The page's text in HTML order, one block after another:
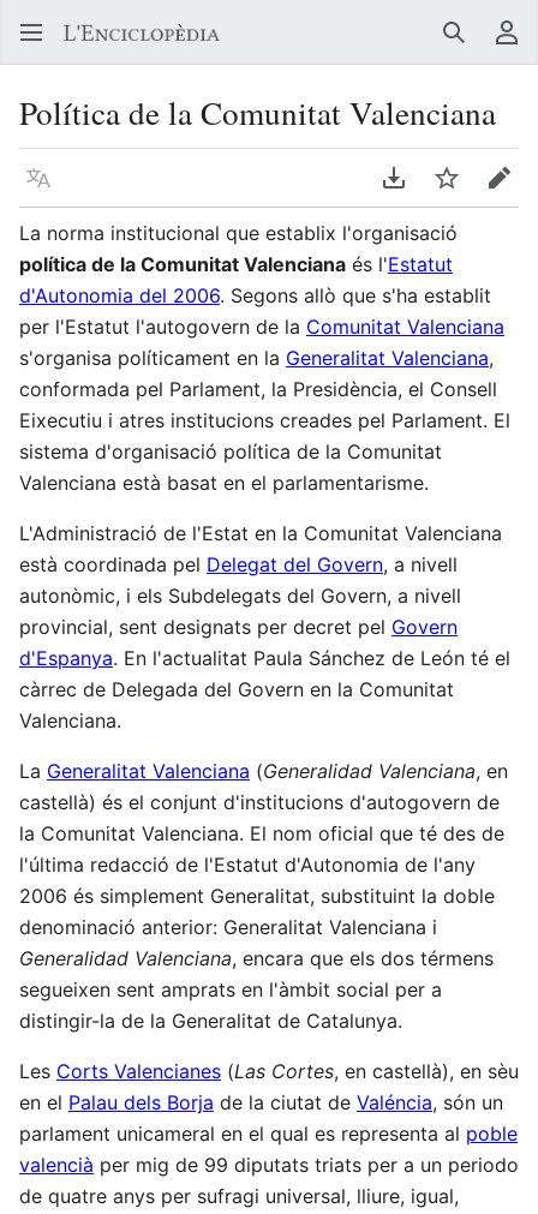
Buscar
Política de la Comunitat Valenciana
Llegir en un atre idioma Descarregar en
Vigilar
La norma institucional que establix l'organisació
política de la Comunitat Valenciana és l'Estatut
d'Autonomia del 2006. Segons allò que s'ha establit
per l'Estatut l'autogovern de la Comunitat Valenciana
s'organisa políticament en la Generalitat Valenciana,
conformada pel Parlament, la Presidència, el Consell
Eixecutiu i atres institucions creades pel Parlament. El
sistema d'organisació política de la Comunitat
Valenciana està basat en el parlamentarisme.
L'Administració de l'Estat en la Comunitat Valenciana
està coordinada pel Delegat del Govern, a nivell
autonòmic, i els Subdelegats del Govern, a nivell
provincial, sent designats per decret pel Govern
d'Espanya. En l'actualitat Paula Sánchez de León té el
càrrec de Delegada del Govern en la Comunitat
Valenciana.
La Generalitat Valenciana (Generalidad Valenciana, en
castellà) és el conjunt d'institucions d'autogovern de
la Comunitat Valenciana. El nom oficial que té des de
l'última redacció de l'Estatut d'Autonomia de l'any
2006 és simplement Generalitat, substituint la doble
denominació anterior: Generalitat Valenciana i
Generalidad Valenciana, encara que els dos térmens
segueixen sent amprats en l'àmbit social per a
distingir-la de la Generalitat de Catalunya.
Les Corts Valencianes (Las Cortes, en castellà), en sèu
en el Palau dels Borja de la ciutat de Valéncia, són un
parlament unicameral en el qual es representa al poble
valencià per mig de 99 diputats triats per a un periodo
de quatre anys per sufragi universal, lliure, igual,